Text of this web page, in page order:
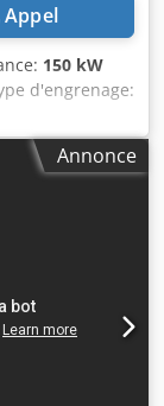
Appel
150 kW
d'engrenage:
Abkef
Bomag BW
de
/ 204 ch,
: 800/60
Annonce